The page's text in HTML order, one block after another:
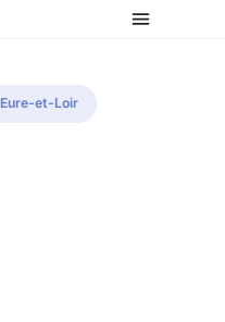
Comparer les mutuelles
Eure-et-Loir